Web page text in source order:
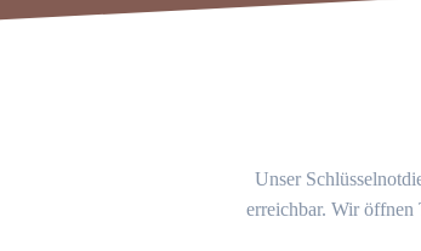
Unser
erreichbar. Wir öffnen